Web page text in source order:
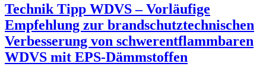
Technik Tipp WDVS – Vorläufige
Empfehlung zur brandschutztechnischen
Verbesserung von schwerentflammbaren
WDVS mit EPS-Dämmstoffen